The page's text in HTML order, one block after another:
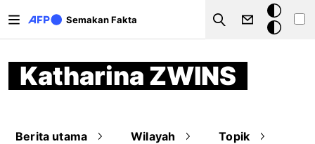
Semakan Fakta
Search
Mod
gelap
Katharina ZWINS
Berita utama Wilayah Topik